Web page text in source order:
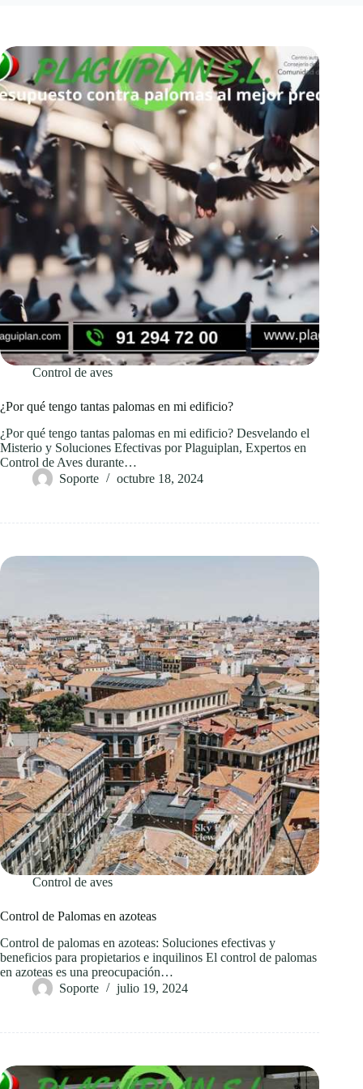
Control de aves
¿Por qué tengo tantas palomas en mi edificio?
¿Por qué tengo tantas palomas en mi edificio? Desvelando el
Misterio y Soluciones Efectivas por Plaguiplan, Expertos en
Control de Aves durante…
Soporte
octubre 18, 2024
Control de aves
Control de Palomas en azoteas
Control de palomas en azoteas: Soluciones efectivas y
beneficios para propietarios e inquilinos El control de palomas
en azoteas es una preocupación…
Soporte
julio 19, 2024